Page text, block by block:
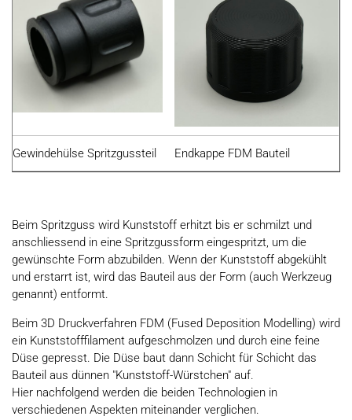
Gewindehülse Spritzgussteil Endkappe FDM Bauteil
Beim Spritzguss wird Kunststoff erhitzt bis er schmilzt und
anschliessend in eine Spritzgussform eingespritzt, um die
gewünschte Form abzubilden. Wenn der Kunststoff abgekühlt
und erstarrt ist, wird das Bauteil aus der Form (auch Werkzeug
genannt) entformt.
Beim 3D Druckverfahren FDM (Fused Deposition Modelling) wird
ein Kunststofffilament aufgeschmolzen und durch eine feine
Düse gepresst. Die Düse baut dann Schicht für Schicht das
Bauteil aus dünnen "Kunststoff-Würstchen" auf.
Hier nachfolgend werden die beiden Technologien in
verschiedenen Aspekten miteinander verglichen.